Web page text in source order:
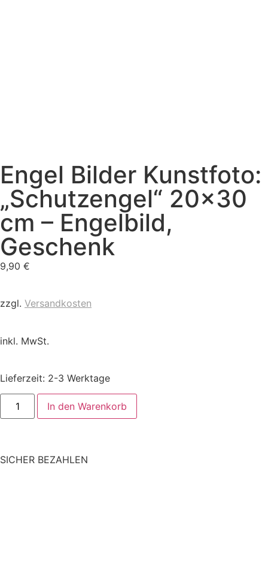
Engel Bilder Kunstfoto:
„Schutzengel“ 20×30
cm – Engelbild,
Geschenk
9,90 €
zzgl. Versandkosten
inkl. MwSt.
Lieferzeit: 2-3 Werktage
In den Warenkorb
SICHER BEZAHLEN